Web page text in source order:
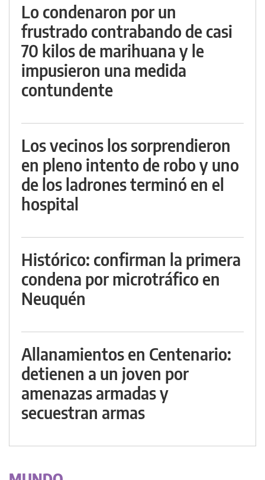
Lo condenaron por un
frustrado contrabando de casi
70 kilos de marihuana y le
impusieron una medida
contundente
Los vecinos los sorprendieron
en pleno intento de robo y uno
de los ladrones terminó en el
hospital
Histórico: confirman la primera
condena por microtráfico en
Neuquén
Allanamientos en Centenario:
detienen a un joven por
amenazas armadas y
secuestran armas